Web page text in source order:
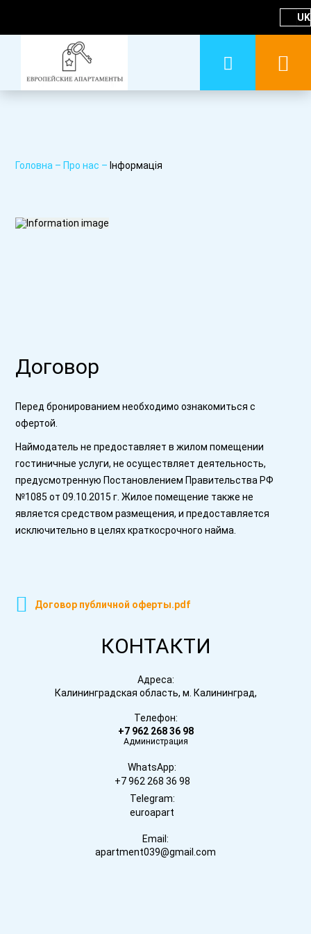
UK
Головна – Про нас – Інформація
Договор
Перед бронированием необходимо ознакомиться с
офертой.
Наймодатель не предоставляет в жилом помещении
гостиничные услуги, не осуществляет деятельность,
предусмотренную Постановлением Правительства РФ
№1085 от 09.10.2015 г. Жилое помещение также не
является средством размещения, и предоставляется
исключительно в целях краткосрочного найма.
Договор публичной оферты.pdf
КОНТАКТИ
Адреса:
Калининградская область, м. Калининград,
Телефон:
+7 962 268 36 98
Администрация
WhatsApp:
+7 962 268 36 98
Telegram:
euroapart
Email:
apartment039@gmail.com